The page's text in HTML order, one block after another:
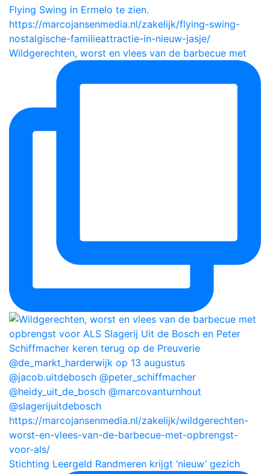
Wildgerechten, worst en vlees van de barbecue met
Stichting Leergeld Randmeren krijgt ‘nieuw’ gezich